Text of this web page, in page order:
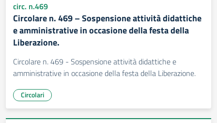
circ. n.469
Circolare n. 469 – Sospensione attività didattiche
e amministrative in occasione della festa della
Liberazione.
Circolare n. 469 - Sospensione attività didattiche e
amministrative in occasione della festa della Liberazione.
Circolari